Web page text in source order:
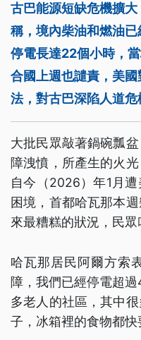
古巴能源短缺危機擴
稱，境內柴油和燃油
停電長達22個小時，
合國上週也譴責，美
法，對古巴深陷人道危
大批民眾敲著鍋碗瓢
障洩憤，所產生的火
自今（2026）年1月
困境，首都哈瓦那本
來最糟糕的狀況，民眾
哈瓦那居民阿爾方索
障，我們已經停電超
多老人的社區，其中
子，冰箱裡的食物都快